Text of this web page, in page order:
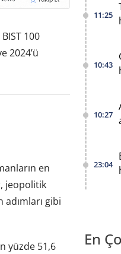
100
2024’ü
en
jeopolitik
gibi
yüzde 51,6
11:25
10:43
10:27
23:04
En